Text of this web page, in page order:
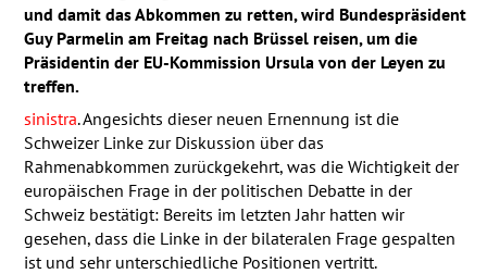
und damit das Abkommen zu retten, wird Bundespräsident
Guy Parmelin am Freitag nach Brüssel reisen, um die
Präsidentin der EU-Kommission Ursula von der Leyen zu
treffen.
sinistra. Angesichts dieser neuen Ernennung ist die
Schweizer Linke zur Diskussion über das
Rahmenabkommen zurückgekehrt, was die Wichtigkeit der
europäischen Frage in der politischen Debatte in der
Schweiz bestätigt: Bereits im letzten Jahr hatten wir
gesehen, dass die Linke in der bilateralen Frage gespalten
ist und sehr unterschiedliche Positionen vertritt.